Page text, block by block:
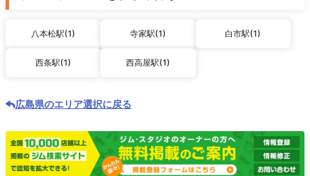
八本松駅(1) 寺家駅(1) 白市駅(1)
西条駅(1) 西高屋駅(1)
広島県のエリア選択に戻る